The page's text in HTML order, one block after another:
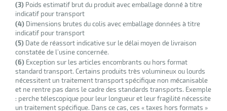
(3) Poids estimatif brut du produit avec emballage donné à titre
indicatif pour transport
(4) Dimensions brutes du colis avec emballage données à titre
indicatif pour transport
(5) Date de réassort indicative sur le délai moyen de livraison
constatée de l’usine concernée.
(6) Exception sur les articles encombrants ou hors format
standard transport. Certains produits très volumineux ou lourds
nécessitent un traitement transport spécifique non mécanisable
et ne rentre pas dans le cadre des standards transports. Exemple
: perche télescopique pour leur longueur et leur fragilité nécessite
un traitement spécifique. Dans ce cas, ces « taxes hors formats »